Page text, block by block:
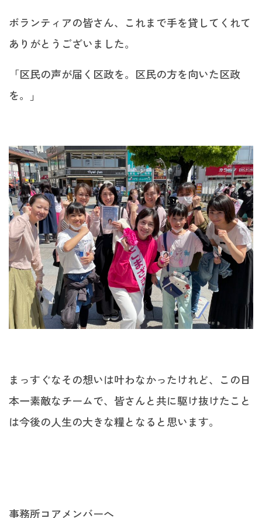
ボランティアの皆さん、これまで手を貸してくれて
ありがとうございました。
「区民の声が届く区政を。区民の方を向いた区政
を。」
まっすぐなその想いは叶わなかったけれど、この日
本一素敵なチームで、皆さんと共に駆け抜けたこと
は今後の人生の大きな糧となると思います。
事務所コアメンバーへ